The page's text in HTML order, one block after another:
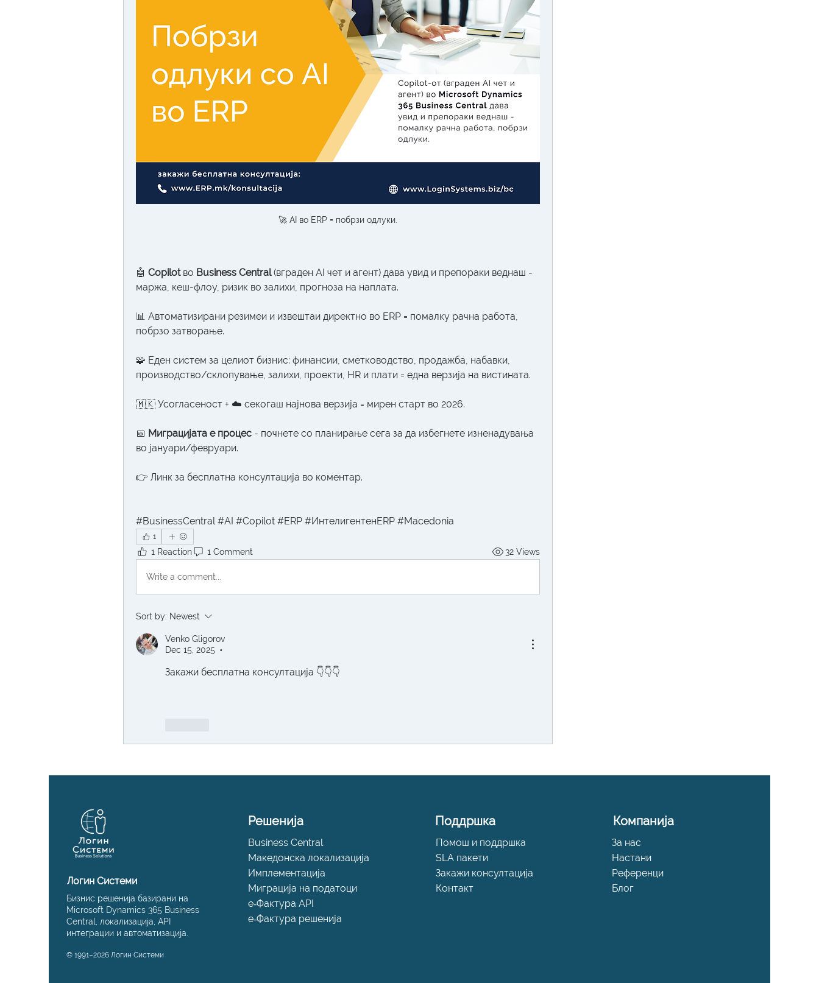
🚀 AI во ERP = побрзи одлуки.
🤖 Copilot во Business Central (вграден AI чет и агент) дава увид и препораки веднаш -
маржа, кеш-флоу, ризик во залихи, прогноза на наплата.
📊 Автоматизирани резимеи и извештаи директно во ERP = помалку рачна работа,
побрзо затворање.
🧩 Еден систем за целиот бизнис: финансии, сметководство, продажба, набавки,
производство/склопување, залихи, проекти, HR и плати = една верзија на вистината.
🇲🇰 Усогласеност + ☁️ секогаш најнова верзија = мирен старт во 2026.
📅 Миграцијата е процес - почнете со планирање сега за да избегнете изненадувања
во јануари/февруари.
👉 Линк за бесплатна консултација во коментар.
#BusinessCentral #AI #Copilot #ERP #ИнтелигентенERP #Macedonia
1
1 Reaction 1 Comment 32 Views
Write a comment...
Sort by: Newest
Venko Gligorov
Dec 15, 2025
•
Закажи бесплатна консултација 👇👇👇
Логин Системи
Бизнис решенија базирани на
Microsoft Dynamics 365 Business
Central, локализација, API
интеграции и автоматизација.
© 1991–2026 Логин Системи
Решенија
Business Central
Македонска локализација
Имплементација
Миграција на податоци
е‑Фактура API
е‑Фактура решенија
Поддршка
Помош и поддршка
SLA пакети
Закажи консултација
Контакт
Компанија
За нас
Настани
Референци
Блог